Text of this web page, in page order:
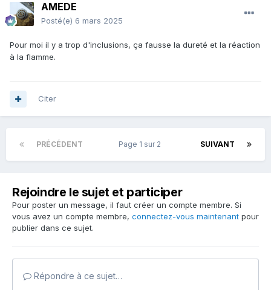
AMEDE
Posté(e) 6 mars 2025
Pour moi il y a trop d'inclusions, ça fausse la dureté et la réaction
à la flamme.
Citer
PRÉCÉDENT SUIVANT
Page 1 sur 2
Rejoindre le sujet et participer
Pour poster un message, il faut créer un compte membre. Si
vous avez un compte membre, connectez-vous maintenant pour
publier dans ce sujet.
Répondre à ce sujet…